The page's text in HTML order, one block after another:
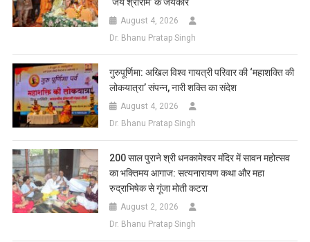
‘जय श्रीराम’ के जयकारे
August 4, 2026
Dr. Bhanu Pratap Singh
गुरुपूर्णिमा: अखिल विश्व गायत्री परिवार की ‘महाशक्ति की
लोकयात्रा’ संपन्न, नारी शक्ति का संदेश
August 4, 2026
Dr. Bhanu Pratap Singh
200 साल पुराने श्री धनकामेश्वर मंदिर में सावन महोत्सव
का भक्तिमय आगाज: सत्यनारायण कथा और महा
रुद्राभिषेक से गूंजा मोती कटरा
August 2, 2026
Dr. Bhanu Pratap Singh